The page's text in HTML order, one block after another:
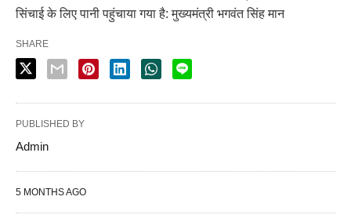
सिंचाई के लिए पानी पहुंचाया गया है: मुख्यमंत्री भगवंत सिंह मान
SHARE
PUBLISHED BY
Admin
5 MONTHS AGO